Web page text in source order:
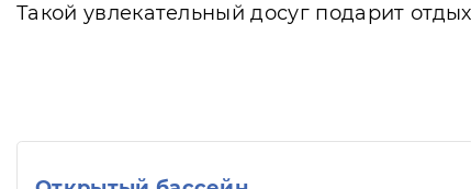
Такой увлекательный досуг подарит